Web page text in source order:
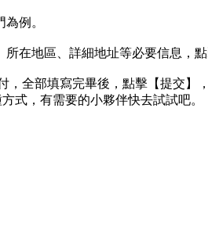
例。
在地區、詳細地址等必要信息，點
全部填寫完畢後，點擊【提交】
式，有需要的小夥伴快去試試吧。